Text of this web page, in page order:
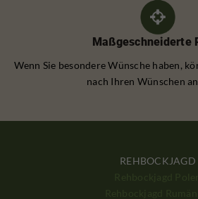
Maßgeschneiderte
Wenn Sie besondere Wünsche haben,
nach Ihren Wünschen
REHBOCKJAGD